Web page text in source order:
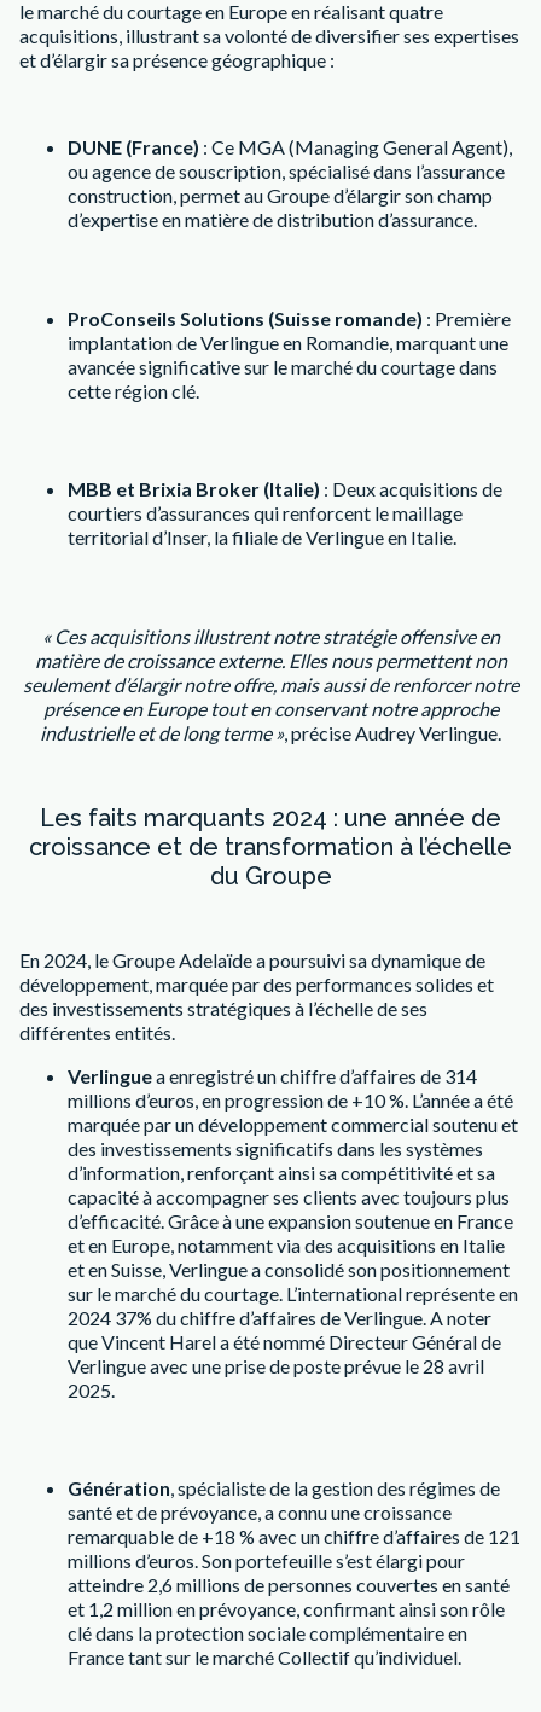
le marché du courtage en Europe en réalisant quatre
acquisitions, illustrant sa volonté de diversifier ses expertises
et d’élargir sa présence géographique :
DUNE (France) : Ce MGA (Managing General Agent),
ou agence de souscription, spécialisé dans l’assurance
construction, permet au Groupe d’élargir son champ
d’expertise en matière de distribution d’assurance.
ProConseils Solutions (Suisse romande) : Première
implantation de Verlingue en Romandie, marquant une
avancée significative sur le marché du courtage dans
cette région clé.
MBB et Brixia Broker (Italie) : Deux acquisitions de
courtiers d’assurances qui renforcent le maillage
territorial d’Inser, la filiale de Verlingue en Italie.
« Ces acquisitions illustrent notre stratégie offensive en
matière de croissance externe. Ellesnous permettent non
seulement d’élargir notre offre, mais aussi de renforcer notre
présenceen Europe tout en conservant notre approche
industrielle et de long terme », précise Audrey Verlingue.
Les faits marquants 2024 : une année de
croissance et de transformation à l’échelle
du Groupe
En 2024, le Groupe Adelaïde a poursuivi sa dynamique de
développement, marquée par des performances solides et
des investissements stratégiques à l’échelle de ses
différentes entités.
Verlinguea enregistré un chiffre d’affaires de 314
millions d’euros, en progression de +10 %. L’année a été
marquée par un développement commercial soutenu et
des investissements significatifs dans les systèmes
d’information, renforçant ainsi sa compétitivité et sa
capacité à accompagner ses clients avec toujours plus
d’efficacité. Grâce à une expansion soutenue en France
et en Europe, notamment via des acquisitions en Italie
et en Suisse, Verlingue a consolidé son positionnement
sur le marché du courtage. L’international représente en
2024 37% du chiffre d’affaires de Verlingue. A noter
que Vincent Harel a été nommé Directeur Général de
Verlingue avec une prise de poste prévue le 28 avril
2025.
Génération, spécialiste de la gestion des régimes de
santé et de prévoyance, a connu une croissance
remarquable de +18 % avec un chiffre d’affaires de 121
millions d’euros. Son portefeuille s’est élargi pour
atteindre 2,6 millions de personnes couvertes en santé
et 1,2 million en prévoyance, confirmant ainsi son rôle
clé dans la protection sociale complémentaire en
France tant sur le marché Collectif qu’individuel.